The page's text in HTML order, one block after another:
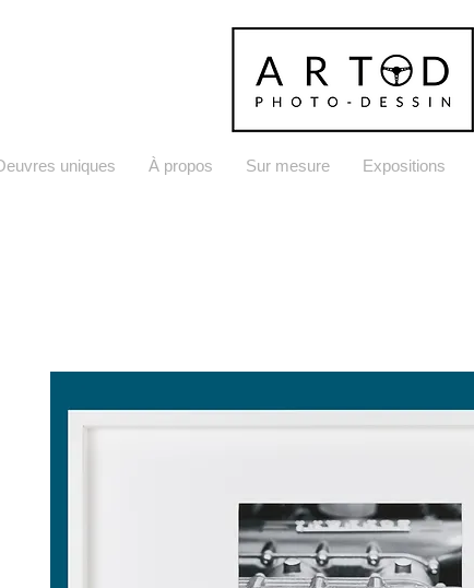
uniques À propos Sur mesure Expositions